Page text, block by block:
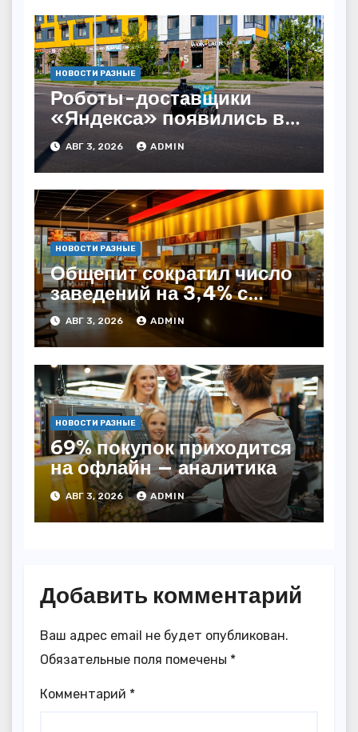
НОВОСТИ РАЗНЫЕ
Роботы-доставщики
«Яндекса» появились в
Казахстане
АВГ 3, 2026 ADMIN
НОВОСТИ РАЗНЫЕ
Общепит сократил число
заведений на 3,4% с
начала года — INFOLine
АВГ 3, 2026 ADMIN
НОВОСТИ РАЗНЫЕ
69% покупок приходится
на офлайн — аналитика
АВГ 3, 2026 ADMIN
Добавить комментарий
Ваш адрес email не будет опубликован.
Обязательные поля помечены *
Комментарий *